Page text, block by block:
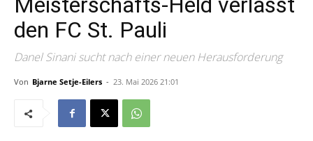
den FC St. Pauli
Danel Sinani sucht nach einer neuen Herausforderung
Von Bjarne Setje-Eilers - 23. Mai 2026 21:01